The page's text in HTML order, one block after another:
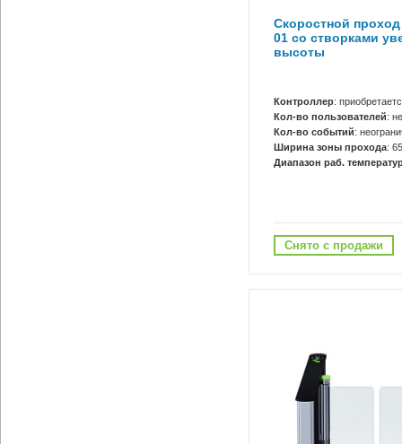
Скоростной проход
01 со створками
высоты
Контроллер:
Кол-во пользователей:
Кол-во событий:
Ширина зоны прохода:
Диапазон раб.
Снято с продажи